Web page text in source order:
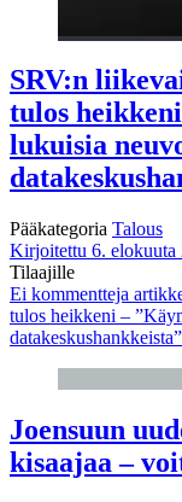
SRV:n
tulos
lukuisia
Pääkategoria Talous
Kirjoitettu 6. elokuuta
Tilaajille
Ei kommentteja
tulos heikkeni –
datakeskushankkeista”
Joensuun
kisaajaa –